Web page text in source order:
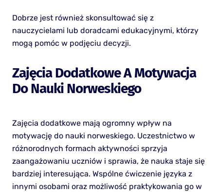
Dobrze jest również skonsultować się z
nauczycielami lub doradcami edukacyjnymi, którzy
mogą pomóc w podjęciu decyzji.
Zajęcia Dodatkowe A Motywacja
Do Nauki Norweskiego
Zajęcia dodatkowe mają ogromny wpływ na
motywację do nauki norweskiego. Uczestnictwo w
różnorodnych formach aktywności sprzyja
zaangażowaniu uczniów i sprawia, że nauka staje się
bardziej interesująca. Wspólne ćwiczenie języka z
innymi osobami oraz możliwość praktykowania go w